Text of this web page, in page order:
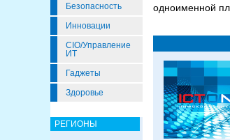
Безопасность
Инновации
CIO/Управление
ИТ
Гаджеты
Здоровье
РЕГИОНЫ
одноименной